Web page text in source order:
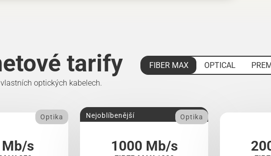
tarify FIBER MAX OPTICAL
optických kabelech.
s
Optika
1000 Mb/s
Nejoblíbenější Optika